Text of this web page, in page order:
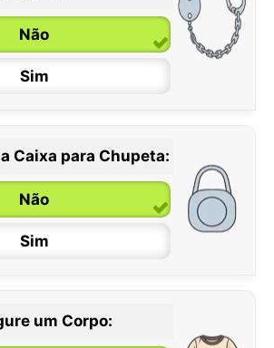
6 / 36 meses
Não
Sim
Caixa para Chupeta:
Não
Sim
um Corpo: